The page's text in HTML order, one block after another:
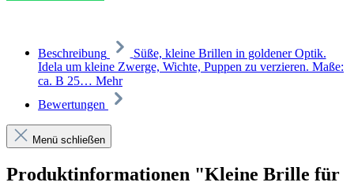
Beschreibung
Süße, kleine Brillen in goldener Optik.
Idela um kleine Zwerge, Wichte, Puppen zu verzieren. Maße:
ca. B 25… Mehr
Bewertungen
Menü schließen
Produktinformationen "Kleine Brille für